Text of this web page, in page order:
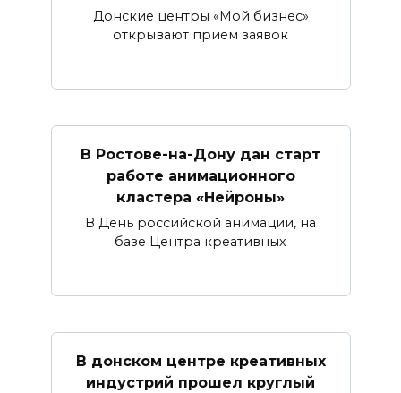
Донские центры «Мой бизнес»
открывают прием заявок
В Ростове-на-Дону дан старт
работе анимационного
кластера «Нейроны»
В День российской анимации, на
базе Центра креативных
В донском центре креативных
индустрий прошел круглый